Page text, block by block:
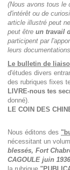
(Nous avons tous le
d'intérêt ou de
article illustré peut
peut être un travail
participent par
leurs
Le bulletin de
d'études divers
des rubriques fixes
LIVRE-nous tes
donné).
LE COIN DES
Nous éditons des
nécessitant un
blessés, Fort
CAGOULE juin